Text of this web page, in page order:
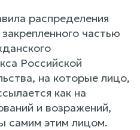
распределения
частью
Российской
на которые лицо,
как на
и возражений,
самим этим лицом.